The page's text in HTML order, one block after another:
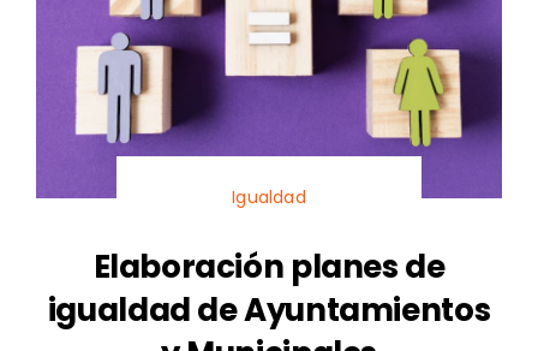
Igualdad
Elaboración planes de
igualdad de Ayuntamientos